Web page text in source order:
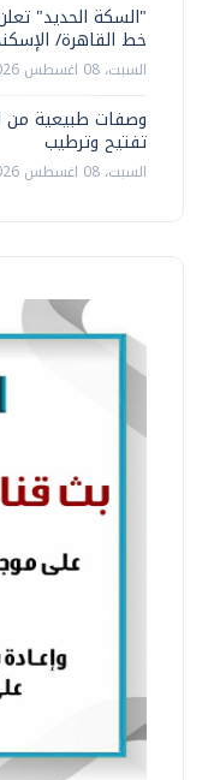
"السكة الحديد"
خط القاهرة/
السبت، 08 اغسطس 2026 09:20 ص
وصفات طبيعية من
تفتيح وترطيب
السبت، 08 اغسطس 2026 09:11 ص